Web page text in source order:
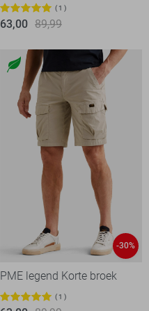
1
63,00 89,99
-30%
PME legend Korte broek
1